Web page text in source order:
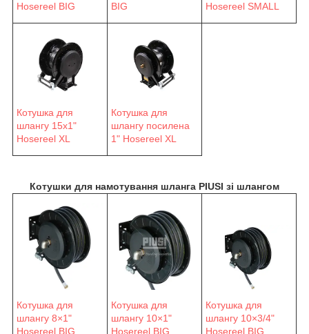
Hosereel BIG
BIG
Hosereel SMALL
Котушка для
шлангу 15х1"
Hosereel XL
Котушка для
шлангу посилена
1" Hosereel XL
Котушки для намотування шланга PIUSI зі шлангом
Котушка для
шлангу 8×1"
Hosereel BIG
Котушка для
шлангу 10×1"
Hosereel BIG
Котушка для
шлангу 10×3/4"
Hosereel BIG